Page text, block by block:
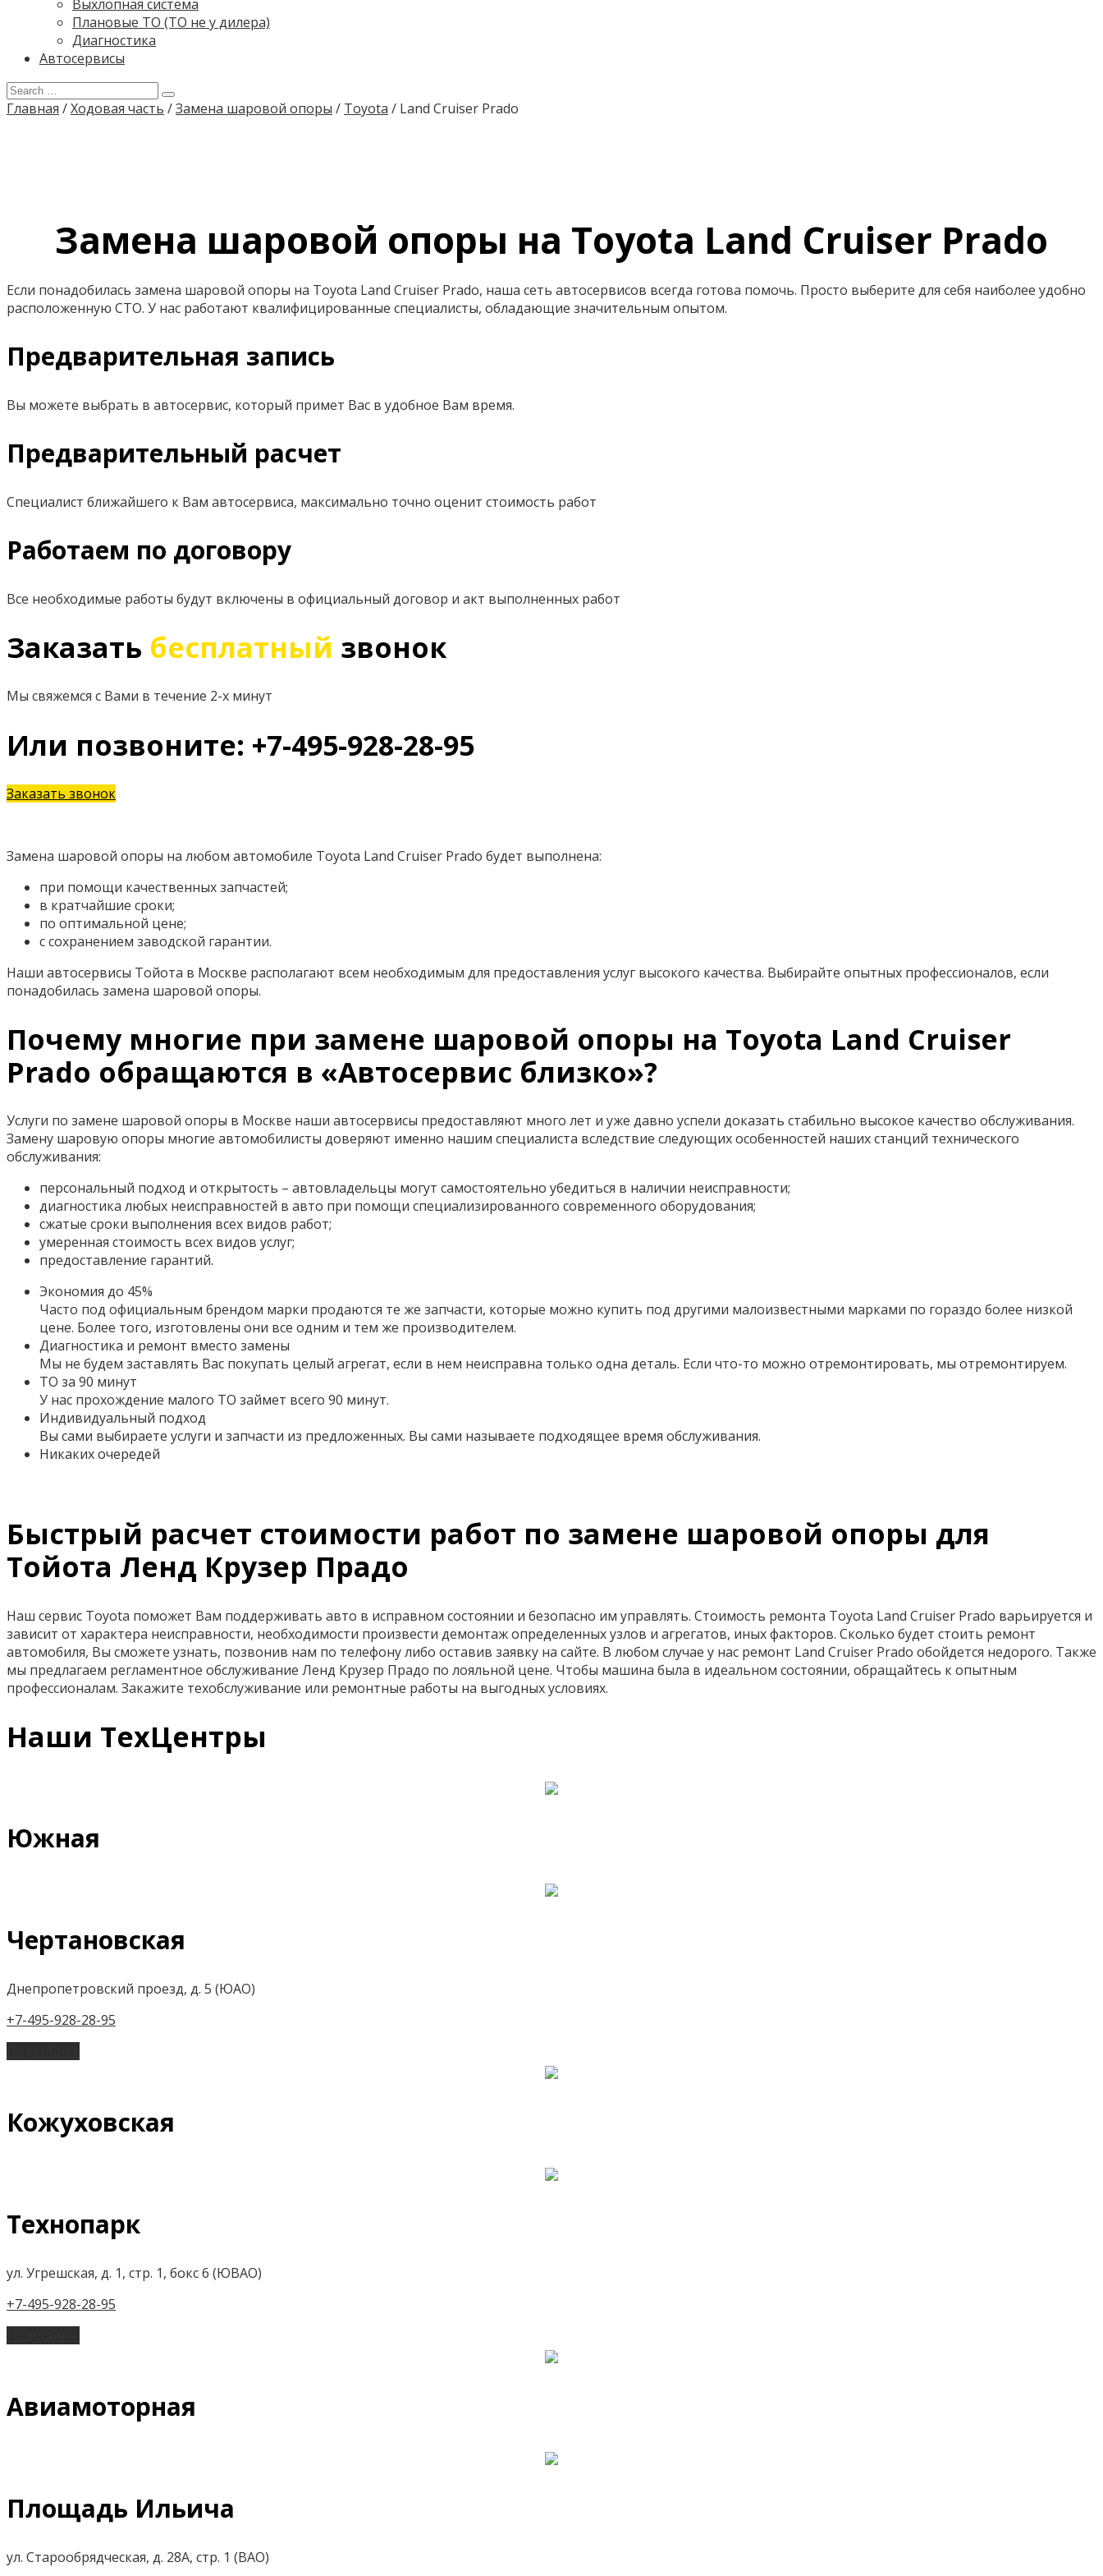
Выхлопная система
Плановые ТО (ТО не у дилера)
Диагностика
Автосервисы
Главная /Ходовая часть /Замена шаровой опоры / Toyota / Land Cruiser Prado
Замена шаровой опоры на Toyota Land Cruiser Prado
Если понадобилась замена шаровой опоры на Toyota Land Cruiser Prado, наша сеть автосервисов всегда готова помочь. Просто выберите для себя наиболее удобно
расположенную СТО. У нас работают квалифицированные специалисты, обладающие значительным опытом.
Предварительная запись
Вы можете выбрать в автосервис, который примет Вас в удобное Вам время.
Предварительный расчет
Специалист ближайшего к Вам автосервиса, максимально точно оценит стоимость работ
Работаем по договору
Все необходимые работы будут включены в официальный договор и акт выполненных работ
Заказать бесплатный звонок
Мы свяжемся с Вами в течение 2-х минут
Или позвоните: +7-495-928-28-95
Заказать звонок
Замена шаровой опоры на любом автомобиле Toyota Land Cruiser Prado будет выполнена:
при помощи качественных запчастей;
в кратчайшие сроки;
по оптимальной цене;
с сохранением заводской гарантии.
Наши автосервисы Тойота в Москве располагают всем необходимым для предоставления услуг высокого качества. Выбирайте опытных профессионалов, если
понадобилась замена шаровой опоры.
Почему многие при замене шаровой опоры на Toyota Land Cruiser
Prado обращаются в «Автосервис близко»?
Услуги по замене шаровой опоры в Москве наши автосервисы предоставляют много лет и уже давно успели доказать стабильно высокое качество обслуживания.
Замену шаровую опоры многие автомобилисты доверяют именно нашим специалиста вследствие следующих особенностей наших станций технического
обслуживания:
персональный подход и открытость – автовладельцы могут самостоятельно убедиться в наличии неисправности;
диагностика любых неисправностей в авто при помощи специализированного современного оборудования;
сжатые сроки выполнения всех видов работ;
умеренная стоимость всех видов услуг;
предоставление гарантий.
Экономия до 45%
Часто под официальным брендом марки продаются те же запчасти, которые можно купить под другими малоизвестными марками по гораздо более низкой
цене. Более того, изготовлены они все одним и тем же производителем.
Диагностика и ремонт вместо замены
Мы не будем заставлять Вас покупать целый агрегат, если в нем неисправна только одна деталь. Если что-то можно отремонтировать, мы отремонтируем.
ТО за 90 минут
У нас прохождение малого ТО займет всего 90 минут.
Индивидуальный подход
Вы сами выбираете услуги и запчасти из предложенных. Вы сами называете подходящее время обслуживания.
Никаких очередей
Быстрый расчет стоимости работ по замене шаровой опоры для
Тойота Ленд Крузер Прадо
Наш сервис Toyota поможет Вам поддерживать авто в исправном состоянии и безопасно им управлять. Стоимость ремонта Toyota Land Cruiser Prado варьируется и
зависит от характера неисправности, необходимости произвести демонтаж определенных узлов и агрегатов, иных факторов. Сколько будет стоить ремонт
автомобиля, Вы сможете узнать, позвонив нам по телефону либо оставив заявку на сайте. В любом случае у нас ремонт Land Cruiser Prado обойдется недорого. Также
мы предлагаем регламентное обслуживание Ленд Крузер Прадо по лояльной цене. Чтобы машина была в идеальном состоянии, обращайтесь к опытным
профессионалам. Закажите техобслуживание или ремонтные работы на выгодных условиях.
Наши ТехЦентры
Южная
Чертановская
Днепропетровский проезд, д. 5 (ЮАО)
+7-495-928-28-95
Кожуховская
Технопарк
ул. Угрешская, д. 1, стр. 1, бокс 6 (ЮВАО)
+7-495-928-28-95
Авиамоторная
Площадь Ильича
ул. Старообрядческая, д. 28А, стр. 1 (ВАО)